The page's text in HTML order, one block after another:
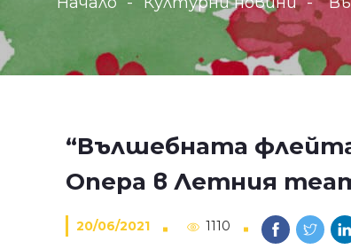
“Вълшебната
Опера в Летния
20/06/2021 1110